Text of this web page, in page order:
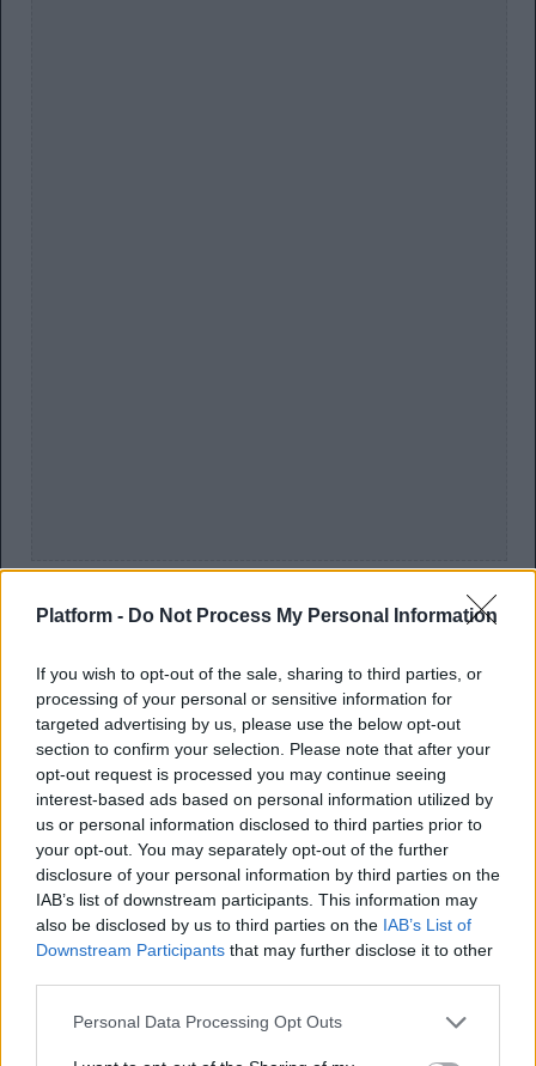
Platform - Do Not Process My Personal Information
If you wish to opt-out of the sale, sharing to third parties, or
processing of your personal or sensitive information for
targeted advertising by us, please use the below opt-out
section to confirm your selection. Please note that after your
opt-out request is processed you may continue seeing
interest-based ads based on personal information utilized by
us or personal information disclosed to third parties prior to
your opt-out. You may separately opt-out of the further
disclosure of your personal information by third parties on the
IAB’s list of downstream participants. This information may
also be disclosed by us to third parties on the IAB’s List of
Downstream Participants that may further disclose it to other
Personal Data Processing Opt Outs
Απλοποίηση της πλατφόρμας:
λιγότερα επίπεδα διοίκησης,
καθαρότερα εργαλεία
Το δεύτερο σκέλος αφορά την πλατφόρμα και την
εσωτερική λειτουργία των ομάδων τεχνολογίας.
Αναφέρεται ότι σε ορισμένα τμήματα η εργασία
περνά από έως και 14 επίπεδα διοίκησης, ενώ οι
ομάδες πλατφόρμας είναι 40% μεγαλύτερες σε
σχέση με την αρχή της γενιάς, παρότι η βάση
παικτών και ο χρόνος παιχνιδιού έχουν μειωθεί.
Αυτή η πολυπλοκότητα, όπως περιγράφεται,
καθυστερεί αποφάσεις, θολώνει την ευθύνη και